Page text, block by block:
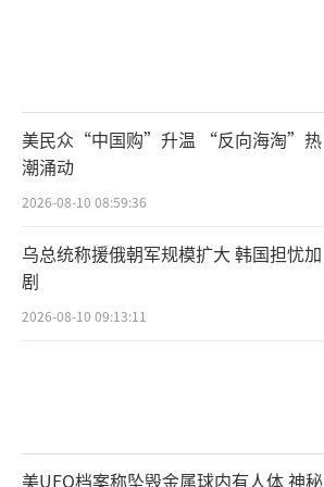
美民众“中国购”升温 “反向海淘”热
潮涌动
2026-08-10 08:59:36
乌总统称援俄朝军规模扩大 韩国担忧加
剧
2026-08-10 09:13:11
美UFO档案称坠毁金属球内有人体 神秘